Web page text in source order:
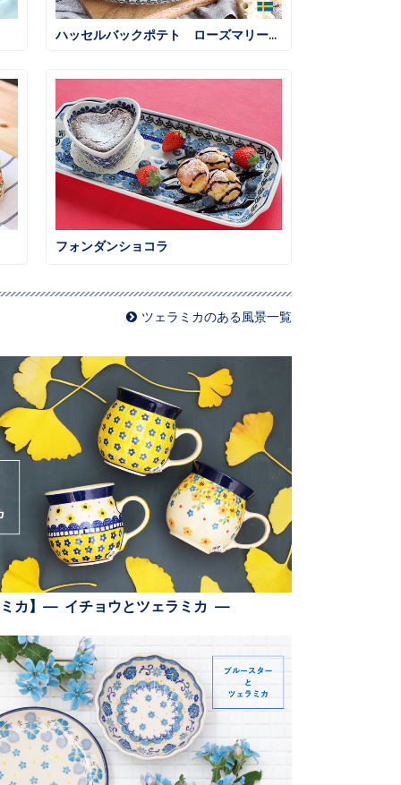
フォンダンショコラ
ツェラミカのある風景一覧
ミカ】— イチョウとツェラミカ —